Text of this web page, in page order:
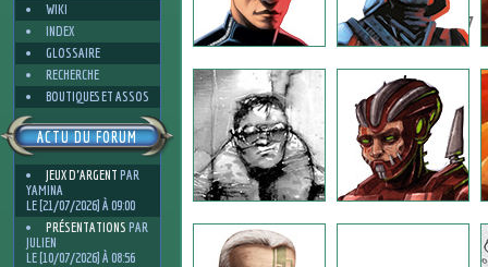
WIKI
INDEX
GLOSSAIRE
RECHERCHE
BOUTIQUES ET ASSOS
ACTU DU FORUM
JEUX D'ARGENT PAR
YAMINA
LE [21/07/2026] À 09:00
PRÉSENTATIONS PAR
JULIEN
LE [10/07/2026] À 08:56
7